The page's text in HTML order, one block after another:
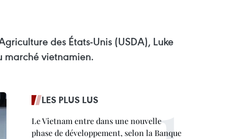
des États-Unis (USDA), Luke
marché vietnamien.
LES PLUS LUS
Le Vietnam entre dans une nouvelle
phase de développement, selon la Banque